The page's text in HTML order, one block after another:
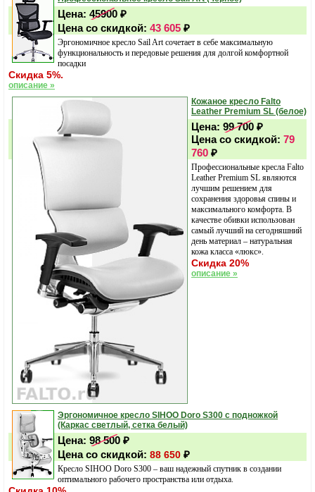
Цена: 45900 ₽
Цена со скидкой: 43 605 ₽
Эргономичное кресло Sail Art сочетает в себе максимальную
функциональность и передовые решения для долгой комфортной
посадки
Скидка 5%.
описание »
Кожаное кресло Falto
Leather Premium SL (белое)
Цена: 99 700 ₽
Цена со скидкой: 79
760 ₽
Профессиональные кресла Falto
Leather Premium SL являются
лучшим решением для
сохранения здоровья спины и
максимального комфорта. В
качестве обивки использован
самый лучший на сегодняшний
день материал – натуральная
кожа класса «люкс».
Скидка 20%
описание »
Эргономичное кресло SIHOO Doro S300 с подножкой
(Каркас светлый, сетка белый)
Цена: 98 500 ₽
Цена со скидкой: 88 650 ₽
Кресло SIHOO Doro S300 – ваш надежный спутник в создании
оптимального рабочего пространства или отдыха.